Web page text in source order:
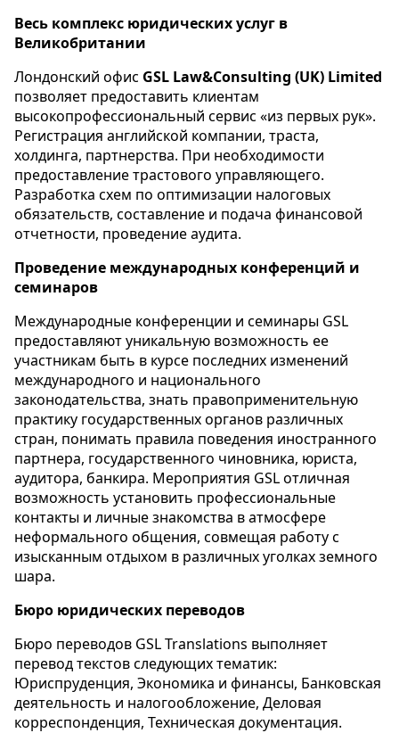
Весь комплекс юридических услуг в
Великобритании
Лондонский офис GSL Law&Consulting (UK) Limited
позволяет предоставить клиентам
высокопрофессиональный сервис «из первых рук».
Регистрация английской компании, траста,
холдинга, партнерства. При необходимости
предоставление трастового управляющего.
Разработка схем по оптимизации налоговых
обязательств, составление и подача финансовой
отчетности, проведение аудита.
Проведение международных конференций и
семинаров
Международные конференции и семинары GSL
предоставляют уникальную возможность ее
участникам быть в курсе последних изменений
международного и национального
законодательства, знать правоприменительную
практику государственных органов различных
стран, понимать правила поведения иностранного
партнера, государственного чиновника, юриста,
аудитора, банкира. Мероприятия GSL отличная
возможность установить профессиональные
контакты и личные знакомства в атмосфере
неформального общения, совмещая работу с
изысканным отдыхом в различных уголках земного
шара.
Бюро юридических переводов
Бюро переводов GSL Translations выполняет
перевод текстов следующих тематик:
Юриспруденция, Экономика и финансы, Банковская
деятельность и налогообложение, Деловая
корреспонденция, Техническая документация.